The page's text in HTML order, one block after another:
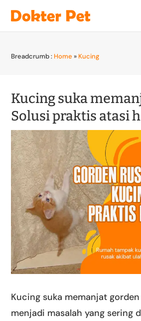
Breadcrumb : Home » Kucing
Kucing suka
Solusi praktis atasi
Kucing suka memanjat
menjadi masalah yang sering